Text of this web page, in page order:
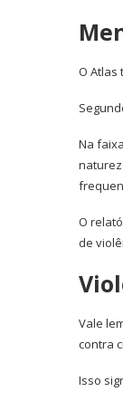
O Atlas
Na
O
de
Vale
contra
Isso